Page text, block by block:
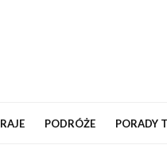
PODRÓŻE PORADY